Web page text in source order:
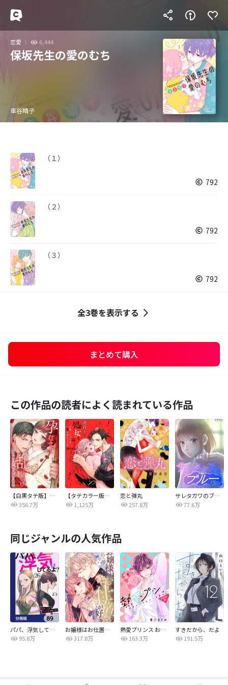
恋愛 6,444
保坂先生の愛のむち
車谷晴子
（１）
792
（２）
792
（３）
792
全3巻を表示する
まとめて購入
この作品の読者によく読まれている作品
【白黒タテ版】孕むまで乱れいけ～身代わり花嫁と軍服の猛愛
356.7万
【タテカラー版】漣蒼士に処女を捧ぐ～さあ、じっくり愛でましょうか
1,125万
恋と弾丸
257.8万
サレタガワのブルー【タテヨミ】
77.6万
同じジャンルの人気作品
パパ、浮気してるよ？娘と二人でクズ夫を捨てます【分冊版】
95.8万
お嬢様はお仕置きが好き
317.8万
熱愛プリンス お兄ちゃんはキミが好き
163.3万
すきだから、だよ
191.5万